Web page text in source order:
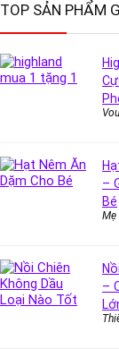
TOP SẢN PHẨM
–
Bé
Mẹ
–